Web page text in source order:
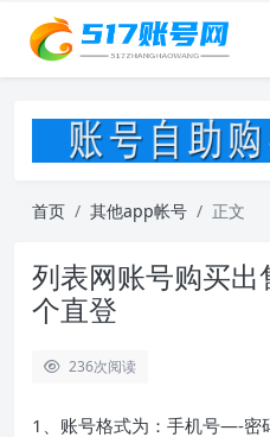
首页 其他app帐号 正文
列表网账号购买
个直登
236次阅读
1、账号格式为：手机号—-密